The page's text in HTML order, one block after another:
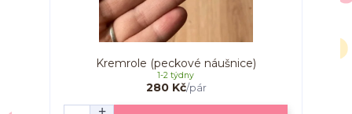
Kremrole (peckové náušnice)
280 Kč/pár
1-2 týdny